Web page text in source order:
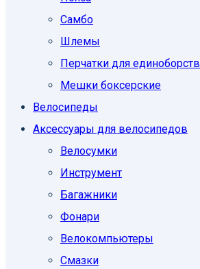
Самбо
Шлемы
Перчатки для единоборств
Мешки боксерские
Велосипеды
Аксессуары для велосипедов
Велосумки
Инструмент
Багажники
Фонари
Велокомпьютеры
Смазки